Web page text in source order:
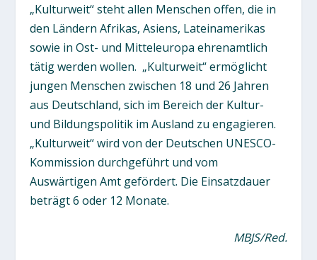
„Kulturweit“ steht allen Menschen offen, die in
den Ländern Afrikas, Asiens, Lateinamerikas
sowie in Ost- und Mitteleuropa ehrenamtlich
tätig werden wollen. „Kulturweit“ ermöglicht
jungen Menschen zwischen 18 und 26 Jahren
aus Deutschland, sich im Bereich der Kultur-
und Bildungspolitik im Ausland zu engagieren.
„Kulturweit“ wird von der Deutschen UNESCO-
Kommission durchgeführt und vom
Auswärtigen Amt gefördert. Die Einsatzdauer
beträgt 6 oder 12 Monate.
MBJS/Red.